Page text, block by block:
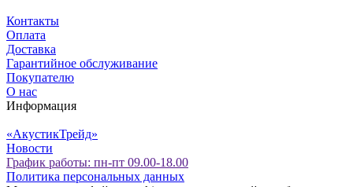
Контакты
Оплата
Доставка
Гарантийное обслуживание
Покупателю
О нас
Информация
«АкустикТрейд»
Новости
График работы: пн-пт 09.00-18.00
Политика персональных данных